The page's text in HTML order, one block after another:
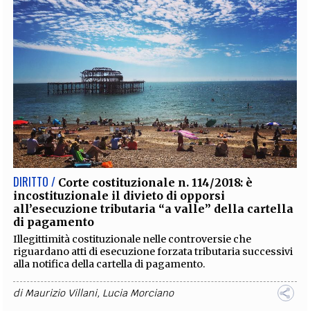
DIRITTO / Corte costituzionale n. 114/2018: è
incostituzionale il divieto di opporsi
all’esecuzione tributaria “a valle” della cartella
di pagamento
Illegittimità costituzionale nelle controversie che
riguardano atti di esecuzione forzata tributaria successivi
alla notifica della cartella di pagamento.
diMaurizio Villani, Lucia Morciano